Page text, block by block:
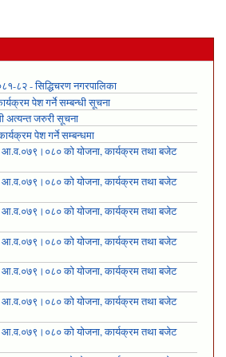
८२ - सिद्धिचरण नगरपालिका
पेश गर्ने सम्बन्धी सूचना
अत्यन्त जरुरी सूचना
पेश गर्ने सम्बन्धमा
आ.व.०७९।०८० को योजना, कार्यक्रम तथा बजेट
आ.व.०७९।०८० को योजना, कार्यक्रम तथा बजेट
आ.व.०७९।०८० को योजना, कार्यक्रम तथा बजेट
आ.व.०७९।०८० को योजना, कार्यक्रम तथा बजेट
आ.व.०७९।०८० को योजना, कार्यक्रम तथा बजेट
आ.व.०७९।०८० को योजना, कार्यक्रम तथा बजेट
आ.व.०७९।०८० को योजना, कार्यक्रम तथा बजेट